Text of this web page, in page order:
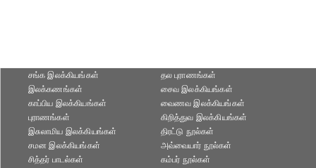
சங்க இலக்கியங்கள்
இலக்கணங்கள்
காப்பிய இலக்கியங்கள்
புராணங்கள்
தல புராணங்கள்
சைவ இலக்கியங்கள்
வைணவ இலக்கியங்கள்
கிறித்துவ இலக்கியங்கள்
இசுலாமிய இலக்கியங்கள்
சமன இலக்கியங்கள்
சித்தர் பாடல்கள்
திரட்டு நூல்கள்
அவ்வையார் நூல்கள்
கம்பர் நூல்கள்